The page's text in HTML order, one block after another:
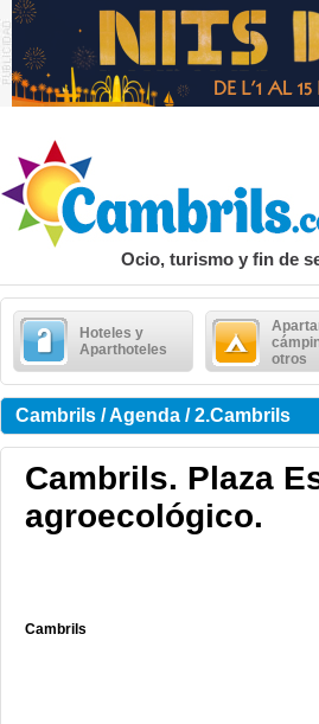
Ocio, turismo y fin de
Hoteles y
Aparthoteles
otros
Cambrils / Agenda / 2.Cambrils
Cambrils. Plaza
agroecológico.
Cambrils